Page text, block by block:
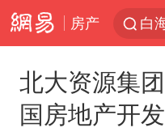
房产
白
名
北大资源集
国房地产开